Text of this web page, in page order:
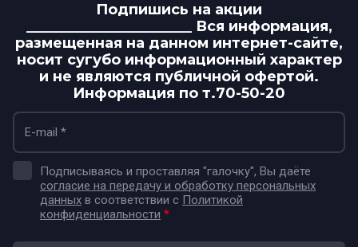
Подпишись на акции
_______________________ Вся информация,
размещенная на данном интернет-сайте,
носит сугубо информационный характер
и не являются публичной офертой.
Информация по т.70-50-20
Подписываясь и проставляя "галочку", Вы даёте
согласие на передачу и обработку персональных
данных в соответствии с Политикой
конфиденциальности *